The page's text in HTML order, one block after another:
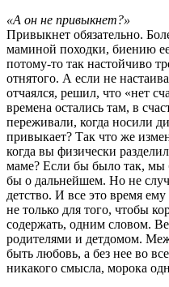
«А он не привыкнет?»
Привыкнет обязательно.
маминой походки, биению ее
потому-то так настойчиво
отнятого. А если не
отчаялся, решил, что «нет
времена остались там, в
переживали, когда носили
привыкает? Так что же
когда вы физически
маме? Если бы было так, мы
бы о дальнейшем. Но не
детство. И все это время
не только для того, чтобы
содержать, одним словом.
родителями и детдомом.
быть любовь, а без нее во
никакого смысла, морока